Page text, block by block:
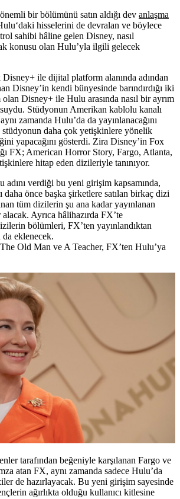
bir bölümünü satın aldığı dev anlaşma
‘daki hisselerini de devralan ve böylece
sahibi hâline gelen Disney, nasıl
konusu olan Hulu’yla ilgili gelecek
Disney+ ile dijital platform alanında adından
Disney’in kendi bünyesinde barındırdığı iki
Disney+ ile Hulu arasında nasıl bir ayrım
Stüdyonun Amerikan kablolu kanalı
zamanda Hulu’da da yayınlanacağını
stüdyonun daha çok yetişkinlere yönelik
yapacağını gösterdi. Zira Disney’in Fox
FX; American Horror Story, Fargo, Atlanta,
hitap eden dizileriyle tanınıyor.
verdiği bu yeni girişim kapsamında,
önce başka şirketlere satılan birkaç dizi
tüm dizilerin şu ana kadar yayınlanan
Ayrıca hâlihazırda FX’te
bölümleri, FX’ten yayınlandıktan
eklenecek.
Old Man ve A Teacher, FX’ten Hulu’ya
tarafından beğeniyle karşılanan Fargo ve
atan FX, aynı zamanda sadece Hulu’da
de hazırlayacak. Bu yeni girişim sayesinde
ağırlıkta olduğu kullanıcı kitlesine